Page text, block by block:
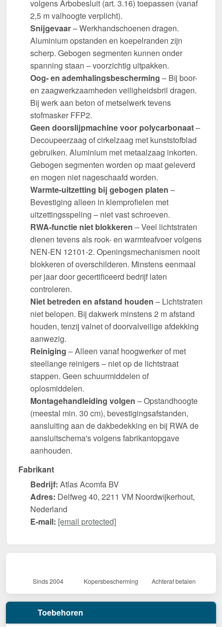
volgens Arbobesluit (art. 3.16) toepassen (vanaf
2,5 m valhoogte verplicht).
Snijgevaar– Werkhandschoenen dragen.
Aluminium opstanden en koepelranden zijn
scherp. Gebogen segmenten kunnen onder
spanning staan – voorzichtig uitpakken.
Oog- en ademhalingsbescherming – Bij boor-
en zaagwerkzaamheden veiligheidsbril dragen.
Bij werk aan beton of metselwerk tevens
stofmasker FFP2.
Geen doorslijpmachine voor polycarbonaat–
Decoupeerzaag of cirkelzaag met kunststofblad
gebruiken. Aluminium met metaalzaag inkorten.
Gebogen segmenten worden op maat geleverd
en mogen niet nageschaafd worden.
Warmte-uitzetting bij gebogen platen –
Bevestiging alleen in klemprofielen met
uitzettingsspeling – niet vast schroeven.
RWA-functie niet blokkeren – Veel lichtstraten
dienen tevens als rook- en warmteafvoer volgens
NEN-EN 12101-2. Openingsmechanismen nooit
blokkeren of overschilderen. Minstens eenmaal
per jaar door gecertificeerd bedrijf laten
controleren.
Niet betreden en afstand houden – Lichtstraten
niet belopen. Bij dakwerk minstens 2 m afstand
houden, tenzij valnet of doorvalveilige afdekking
aanwezig.
Reiniging – Alleen vanaf hoogwerker of met
steellange reinigers – niet op de lichtstraat
stappen. Geen schuurmiddelen of
oplosmiddelen.
Montagehandleiding volgen – Opstandhoogte
(meestal min. 30 cm), bevestigingsafstanden,
aansluiting aan de dakbedekking en bij RWA de
aansluitschema's volgens fabrikantopgave
aanhouden.
Fabrikant
Bedrijf: Atlas Acomfa BV
Adres: Delfweg 40, 2211 VM Noordwijkerhout,
Nederland
E-mail: [email protected]
Sinds 2004 Kopersbescherming Achteraf betalen
Toebehoren